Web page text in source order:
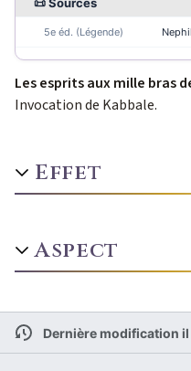
5e éd. (Légende)
Les esprits aux mille bras
Invocation de Kabbale.
Effet
Aspect
Dernière modification il